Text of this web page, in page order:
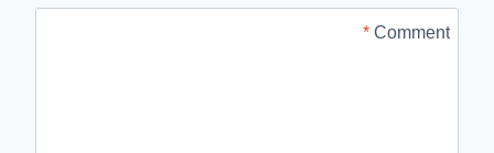
Comment
*